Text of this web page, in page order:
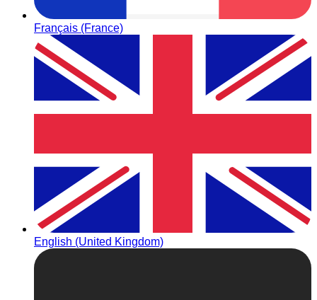
Français (France)
English (United Kingdom)